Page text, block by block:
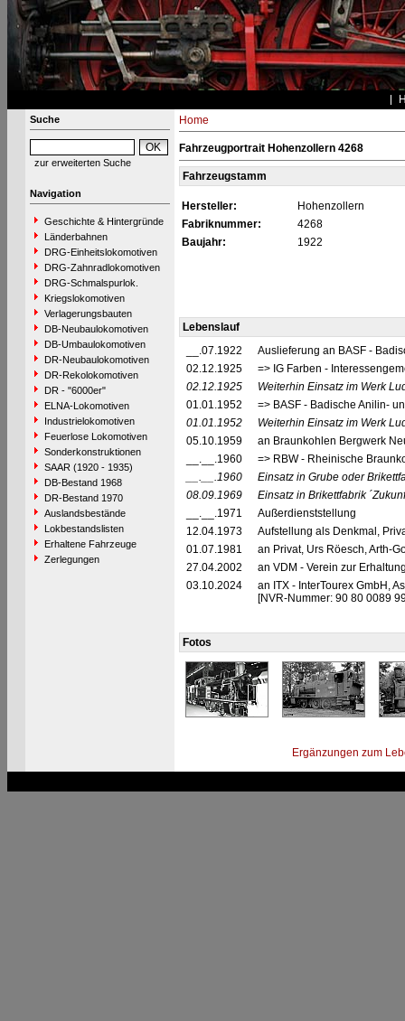
Suche
zur erweiterten Suche
Navigation
Geschichte & Hintergründe
Länderbahnen
DRG-Einheitslokomotiven
DRG-Zahnradlokomotiven
DRG-Schmalspurlok.
Kriegslokomotiven
Verlagerungsbauten
DB-Neubaulokomotiven
DB-Umbaulokomotiven
DR-Neubaulokomotiven
DR-Rekolokomotiven
DR - "6000er"
ELNA-Lokomotiven
Industrielokomotiven
Feuerlose Lokomotiven
Sonderkonstruktionen
SAAR (1920 - 1935)
DB-Bestand 1968
DR-Bestand 1970
Auslandsbestände
Lokbestandslisten
Erhaltene Fahrzeuge
Zerlegungen
Home
Fahrzeugportrait Hohenzollern 4268
Fahrzeugstamm
Hersteller:
Hohenzollern
Fabriknummer:
4268
Baujahr:
1922
Lebenslauf
__.07.1922
Auslieferung an BASF -
02.12.1925
=> IG Farben -
02.12.1925
Weiterhin Einsatz im Werk
01.01.1952
=> BASF - Badische Anilin-
01.01.1952
Weiterhin Einsatz im Werk
05.10.1959
an Braunkohlen Bergwerk
__.__.1960
=> RBW - Rheinische
__.__.1960
Einsatz in Grube oder
08.09.1969
Einsatz in Brikettfabrik
__.__.1971
Außerdienststellung
12.04.1973
Aufstellung als Denkmal,
01.07.1981
an Privat, Urs Röesch, Arth-
27.04.2002
an VDM - Verein zur
03.10.2024
an ITX - InterTourex GmbH,
[NVR-Nummer: 90 80 0089
Fotos
Ergänzungen zum